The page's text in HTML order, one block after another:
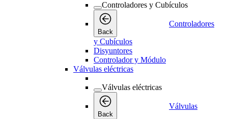
Controladores y Cubículos
Back
Controladores
y Cubículos
Disyuntores
Controlador y Módulo
Válvulas eléctricas
Válvulas eléctricas
Back
Válvulas